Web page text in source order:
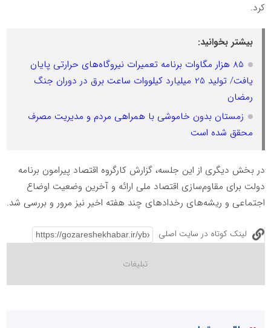
کرد.
بیشتر بخوانید:
85 هزار مگاوات برنامه تعمیرات نیروگاه‌های حرارتی پایان
یافت/ تولید 25 میلیارد کیلووات ساعت برق در دوران جنگ
رمضان
زمستان بدون خاموشی با همراهی مردم و مدیریت مصرف
محقق شده است
در بخش دیگری از این جلسه، گزارش کارگروه اقتصاد پیرامون برنامه
دولت برای مقاوم‌سازی اقتصاد ملی ارائه و آخرین وضعیت اوضاع
اجتماعی و ریشه‌های رخدادهای چند هفته اخیر نیز مرور و بررسی شد.
لینک کوتاه در سایت اصلی